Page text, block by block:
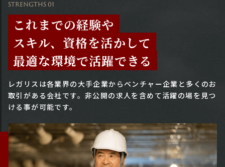
STRENGTHS 01
これまでの経験や
スキル、資格を活かして
最適な環境で活躍できる
レガリスは各業界の大手企業からベンチャー企業と多くのお
取引がある会社です。 非公開の求人を含めて活躍の場を見つ
ける事が可能です。